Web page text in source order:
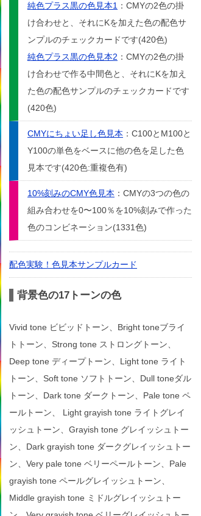
純色プラス黒の色見本1 ：CMYの2色の掛
け合わせと、それにKを加えた色の配色サ
ンプルのチェックカードです(420色)
純色プラス黒の色見本2 ：CMYの2色の掛
け合わせで作る中間色と、それにKを加え
た色の配色サンプルのチェックカードです
(420色)
CMYにちょい足し色見本 ：C100とM100と
Y100の単色をベースに他の色を足した色
見本です(420色:重複色有)
10%刻みのCMY色見本 ：CMYの3つの色の
組み合わせを0〜100％を10%刻みで作った
色のコンビネーション(1331色)
配色実験！色見本サンプルカード
背景色の17トーンの色
Vivid tone ビビッドトーン、Bright toneブライ
トトーン、Strong tone ストロングトーン、
Deep tone ディープトーン、Light tone ライト
トーン、Soft tone ソフトトーン、Dull toneダル
トーン、Dark tone ダークトーン、Pale tone ペ
ールトーン、 Light grayish tone ライトグレイ
ッシュトーン、Grayish tone グレイッシュトー
ン、Dark grayish tone ダークグレイッシュトー
ン、Very pale tone ベリーペールトーン、Pale
grayish tone ペールグレイッシュトーン、
Middle grayish tone ミドルグレイッシュトー